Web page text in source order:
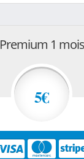
Premium 1 mois
5€